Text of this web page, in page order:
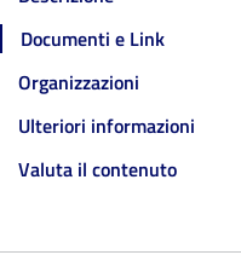
Documenti e Link
Organizzazioni
Ulteriori informazioni
Valuta il contenuto